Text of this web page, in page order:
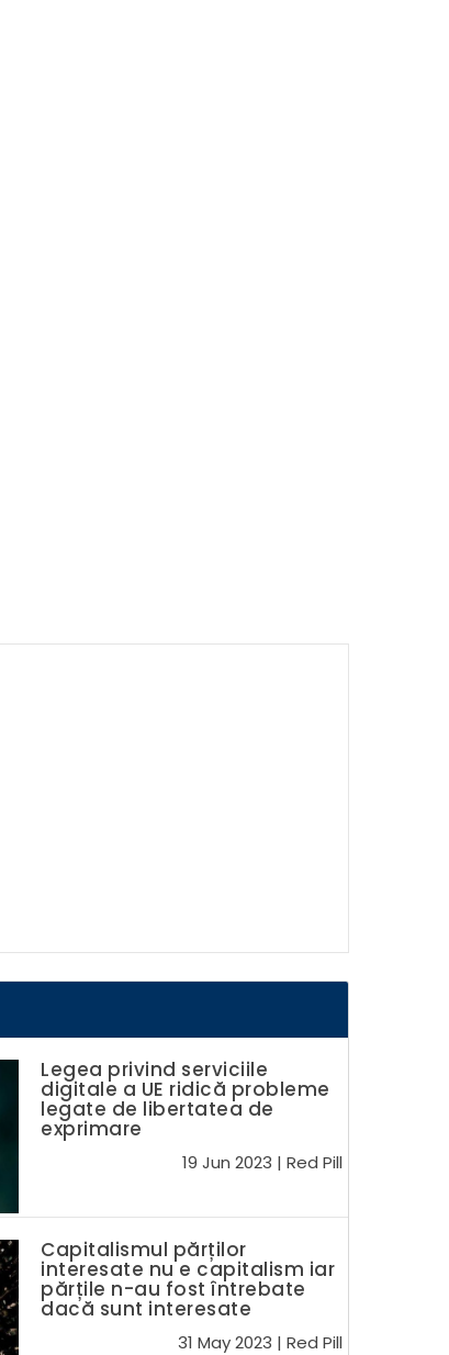
Legea privind serviciile
digitale a UE ridică probleme
legate de libertatea de
exprimare
19 Jun 2023 | Red Pill
Capitalismul părților
interesate nu e capitalism iar
părțile n-au fost întrebate
dacă sunt interesate
31 May 2023 | Red Pill